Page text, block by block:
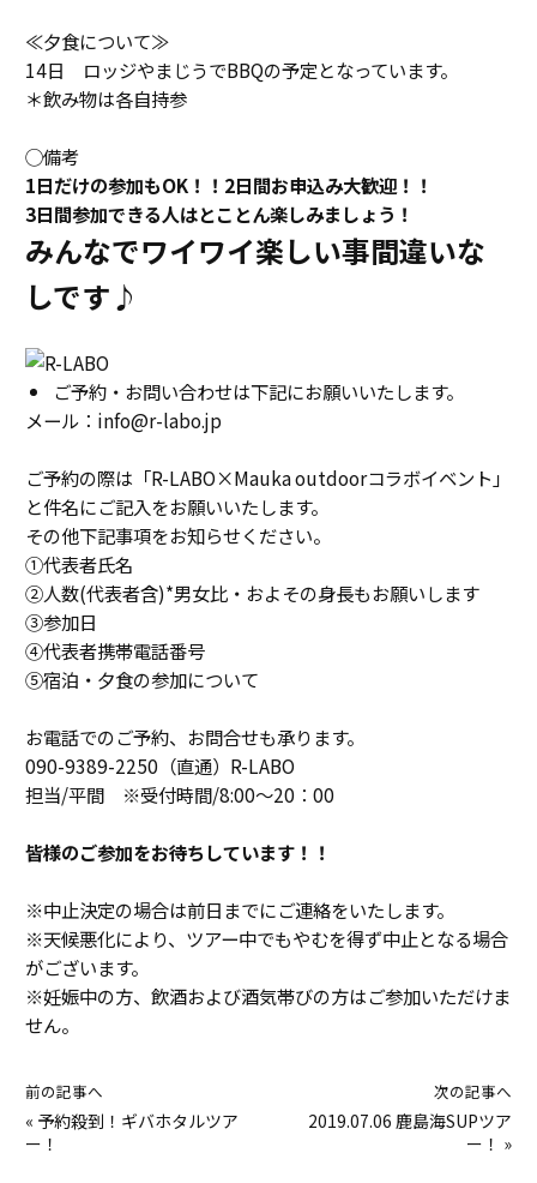
≪夕食について≫
14日 ロッジやまじうでBBQの予定となっています。
＊飲み物は各自持参
◯備考
1日だけの参加もOK！！2日間お申込み大歓迎！！
3日間参加できる人はとことん楽しみましょう！
みんなでワイワイ楽しい事間違いな
しです♪
ご予約・お問い合わせは下記にお願いいたします。
メール： info@r-labo.jp
ご予約の際は「R-LABO×Mauka outdoorコラボイベント」
と件名にご記入をお願いいたします。
その他下記事項をお知らせください。
①代表者氏名
②人数(代表者含)*男女比・およその身長もお願いします
③参加日
④代表者携帯電話番号
⑤宿泊・夕食の参加について
お電話でのご予約、お問合せも承ります。
090-9389-2250（直通）R-LABO
担当/平間 ※受付時間/8:00～20：00
皆様のご参加をお待ちしています！！
※中止決定の場合は前日までにご連絡をいたします。
※天候悪化により、ツアー中でもやむを得ず中止となる場合
がございます。
※妊娠中の方、飲酒および酒気帯びの方はご参加いただけま
せん。
前の記事へ
« 予約殺到！ギバホタルツア
ー！
次の記事へ
2019.07.06 鹿島海SUPツア
ー！ »